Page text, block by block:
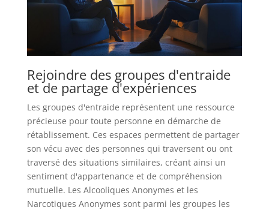
Rejoindre des groupes d'entraide
et de partage d'expériences
Les groupes d'entraide représentent une ressource
précieuse pour toute personne en démarche de
rétablissement. Ces espaces permettent de partager
son vécu avec des personnes qui traversent ou ont
traversé des situations similaires, créant ainsi un
sentiment d'appartenance et de compréhension
mutuelle. Les Alcooliques Anonymes et les
Narcotiques Anonymes sont parmi les groupes les